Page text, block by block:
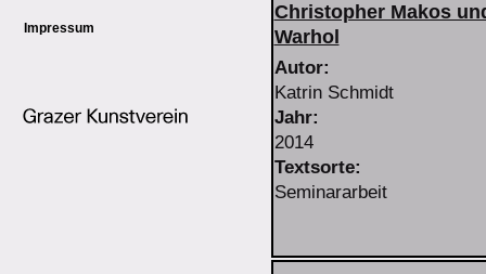
Impressum
Christopher Makos
Warhol
Autor:
Katrin Schmidt
Jahr:
2014
Textsorte:
Seminararbeit